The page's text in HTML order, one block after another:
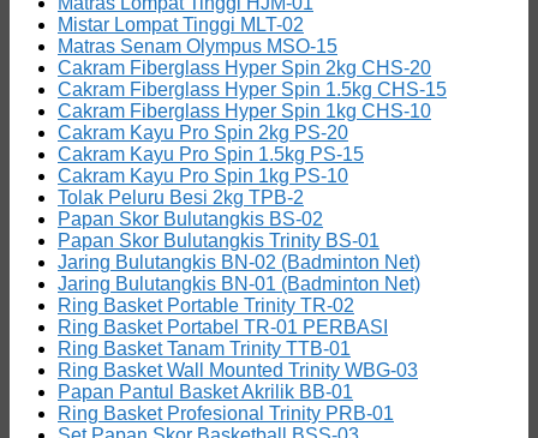
Mistar Lompat Tinggi MLT-02
Matras Senam Olympus MSO-15
Cakram Fiberglass Hyper Spin 2kg CHS-20
Cakram Fiberglass Hyper Spin 1.5kg CHS-15
Cakram Fiberglass Hyper Spin 1kg CHS-10
Cakram Kayu Pro Spin 2kg PS-20
Cakram Kayu Pro Spin 1.5kg PS-15
Cakram Kayu Pro Spin 1kg PS-10
Tolak Peluru Besi 2kg TPB-2
Papan Skor Bulutangkis BS-02
Papan Skor Bulutangkis Trinity BS-01
Jaring Bulutangkis BN-02 (Badminton Net)
Jaring Bulutangkis BN-01 (Badminton Net)
Ring Basket Portable Trinity TR-02
Ring Basket Portabel TR-01 PERBASI
Ring Basket Tanam Trinity TTB-01
Ring Basket Wall Mounted Trinity WBG-03
Papan Pantul Basket Akrilik BB-01
Ring Basket Profesional Trinity PRB-01